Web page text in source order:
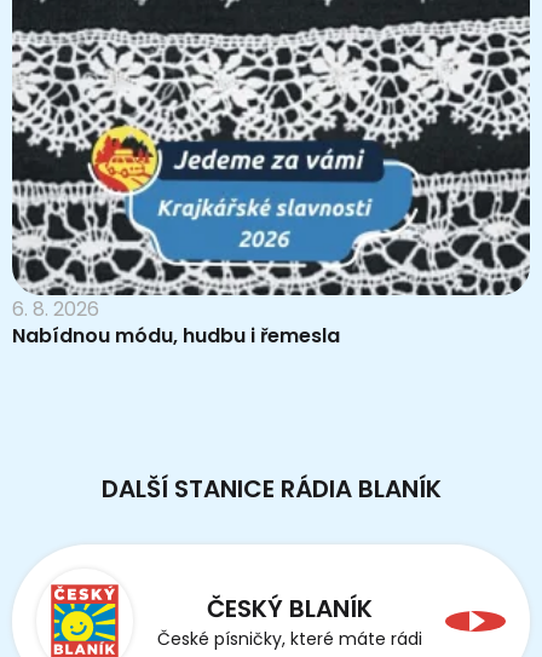
6. 8. 2026
Nabídnou módu, hudbu i řemesla
DALŠÍ STANICE RÁDIA BLANÍK
ČESKÝ BLANÍK
České písničky, které máte rádi